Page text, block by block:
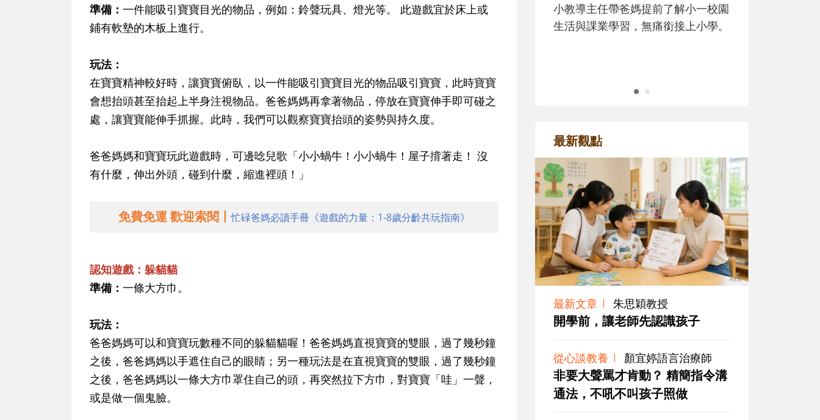
準備： 一件能吸引寶寶目光的物品，例如：鈴聲玩具、燈光等。 此遊戲宜於床上或
鋪有軟墊的木板上進行。
玩法：
在寶寶精神較好時，讓寶寶俯臥，以一件能吸引寶寶目光的物品吸引寶寶，此時寶寶
會想抬頭甚至抬起上半身注視物品。爸爸媽媽再拿著物品，停放在寶寶伸手即可碰之
處，讓寶寶能伸手抓握。此時，我們可以觀察寶寶抬頭的姿勢與持久度。
爸爸媽媽和寶寶玩此遊戲時，可邊唸兒歌「小小蝸牛！小小蝸牛！屋子揹著走！ 沒
有什麼，伸出外頭，碰到什麼，縮進裡頭！」
免費免運 歡迎索閱丨忙碌爸媽必讀手冊《遊戲的力量：1-8歲分齡共玩指南》
認知遊戲：躲貓貓
準備： 一條大方巾。
玩法：
爸爸媽媽可以和寶寶玩數種不同的躲貓貓喔！爸爸媽媽直視寶寶的雙眼，過了幾秒鐘
之後，爸爸媽媽以手遮住自己的眼睛；另一種玩法是在直視寶寶的雙眼，過了幾秒鐘
之後，爸爸媽媽以一條大方巾罩住自己的頭，再突然拉下方巾，對寶寶「哇」一聲，
或是做一個鬼臉。
小教導主任帶爸媽提前了解小一校園
生活與課業學習，無痛銜接上小學。
最新觀點
最新文章 朱思穎教授
開學前，讓老師先認識孩子
從心談教養 顏宜婷語言治療師
非要大聲罵才肯動？ 精簡指令溝
通法，不吼不叫孩子照做